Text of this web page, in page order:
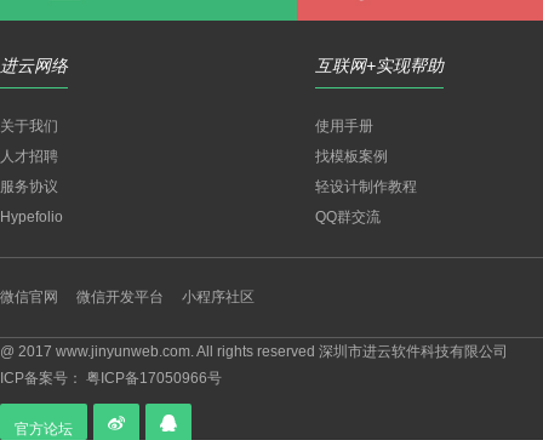
进云网络
关于我们
人才招聘
服务协议
Hypefolio
互联网+实现帮助
使用手册
找模板案例
轻设计制作教程
QQ群交流
微信官网 微信开发平台 小程序社区
@ 2017 www.jinyunweb.com. All rights reserved 深圳市进云软件科技有限公司
ICP备案号： 粤ICP备17050966号
官方论坛